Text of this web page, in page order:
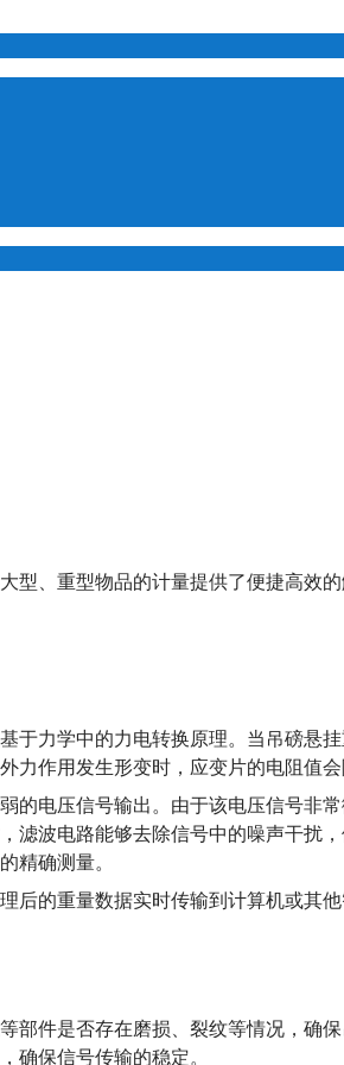
、重型物品的计量提供了便捷高效
力学中的力电转换原理。当吊磅悬
作用发生形变时，应变片的电阻值
电压信号输出。由于该电压信号非
波电路能够去除信号中的噪声干扰
精确测量。
的重量数据实时传输到计算机或其
件是否存在磨损、裂纹等情况，确
确保信号传输的稳定。